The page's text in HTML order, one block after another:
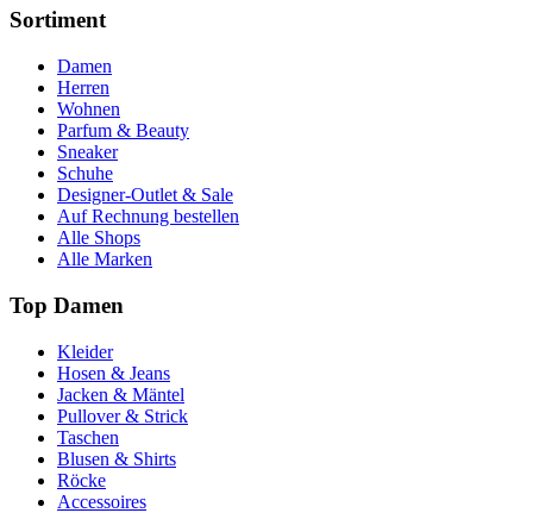
Sortiment
Damen
Herren
Wohnen
Parfum & Beauty
Sneaker
Schuhe
Designer-Outlet & Sale
Auf Rechnung bestellen
Alle Shops
Alle Marken
Top Damen
Kleider
Hosen & Jeans
Jacken & Mäntel
Pullover & Strick
Taschen
Blusen & Shirts
Röcke
Accessoires